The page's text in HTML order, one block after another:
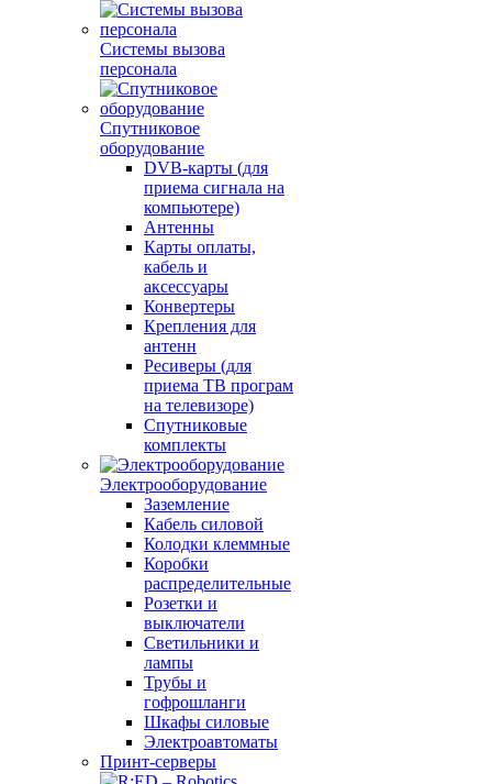
Системы вызова
персонала
Спутниковое
оборудование
DVB-карты (для
приема сигнала на
компьютере)
Антенны
Карты оплаты,
кабель и
аксессуары
Конвертеры
Крепления для
антенн
Ресиверы (для
приема ТВ програм
на телевизоре)
Спутниковые
комплекты
Электрооборудование
Заземление
Кабель силовой
Колодки клеммные
Коробки
распределительные
Розетки и
выключатели
Светильники и
лампы
Трубы и
гофрошланги
Шкафы силовые
Электроавтоматы
Принт-серверы